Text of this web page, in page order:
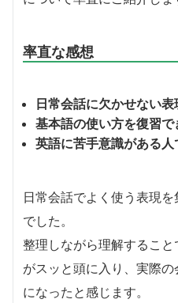
率直な感想
日常会話に欠かせない
基本語の使い方を復習
英語に苦手意識がある
日常会話でよく使う表現
でした。
整理しながら理解するこ
がスッと頭に入り、実際
になったと感じます。